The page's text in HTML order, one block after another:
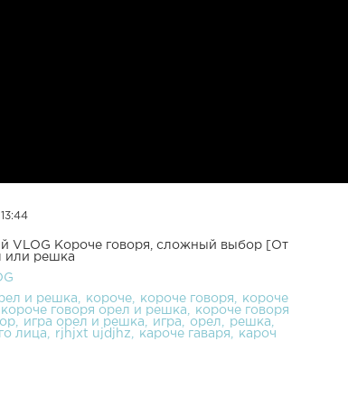
13:44
VLOG Короче говоря, сложный выбор [От
или решка
и решка короче короче говоря
короче
короче говоря орел и решка
короче говоря
игра орел и решка игра орел
решка
лица rjhjxt ujdjhz кароче гаваря кароч